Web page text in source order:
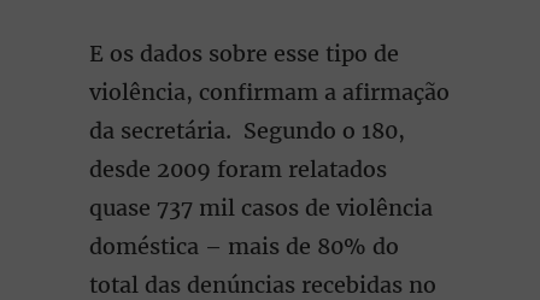
E os dados sobre esse tipo de
violência, confirmam a afirmação
da secretária. Segundo o 180,
desde 2009 foram relatados
quase 737 mil casos de violência
doméstica – mais de 80% do
total das denúncias recebidas no